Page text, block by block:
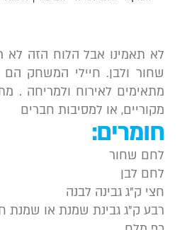
לא תאמינו אבל הלוח הזה לא
שחור ולבן. חיילי המשחק הם
מתאימים לאירוח ולמריחה .
מקוריים, או למסיבות חברים
חומרים:
לחם שחור
לחם לבן
חצי ק”ג גבינה לבנה
רבע ק”ג גבינת שמנת או שמנת